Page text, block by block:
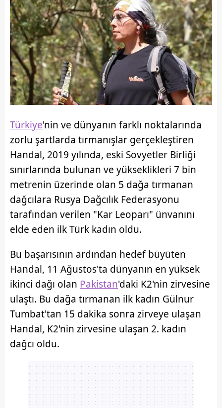
Türkiye'nin ve dünyanın farklı noktalarında
zorlu şartlarda tırmanışlar gerçekleştiren
Handal, 2019 yılında, eski Sovyetler Birliği
sınırlarında bulunan ve yükseklikleri 7 bin
metrenin üzerinde olan 5 dağa tırmanan
dağcılara Rusya Dağcılık Federasyonu
tarafından verilen "Kar Leoparı" ünvanını
elde eden ilk Türk kadın oldu.
Bu başarısının ardından hedef büyüten
Handal, 11 Ağustos'ta dünyanın en yüksek
ikinci dağı olan Pakistan'daki K2'nin zirvesine
ulaştı. Bu dağa tırmanan ilk kadın Gülnur
Tumbat'tan 15 dakika sonra zirveye ulaşan
Handal, K2'nin zirvesine ulaşan 2. kadın
dağcı oldu.